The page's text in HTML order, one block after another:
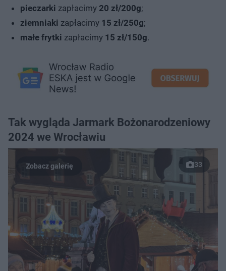
pieczarki zapłacimy 20 zł/200g;
ziemniaki zapłacimy 15 zł/250g;
małe frytki zapłacimy 15 zł/150g.
Tak wygląda Jarmark Bożonarodzeniowy
2024 we Wrocławiu
33